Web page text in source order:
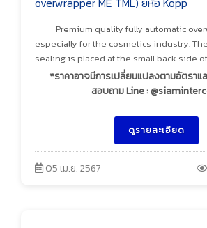
Premium quality fully automatic
especially for the cosmetics industry.
sealing is placed at the small back side
*ราคาอาจมีการเปลี่ยนแปลงตามอัตราแ
สอบถาม Line :
ดูรายละเอียด
05 เม.ย. 2567